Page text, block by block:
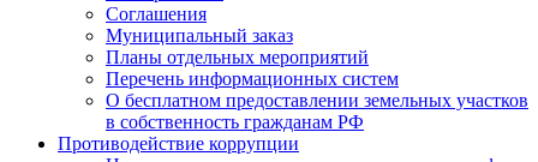
Соглашения
Муниципальный заказ
Планы отдельных мероприятий
Перечень информационных систем
О бесплатном предоставлении земельных участков
в собственность гражданам РФ
Противодействие коррупции